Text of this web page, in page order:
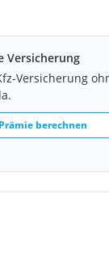
Versicherung
Versicherung
berechnen